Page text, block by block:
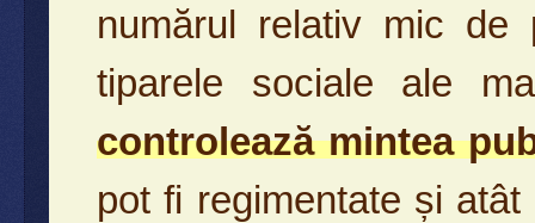
numărul relativ mic de
tiparele sociale ale
controlează mintea
pot fi regimentate și